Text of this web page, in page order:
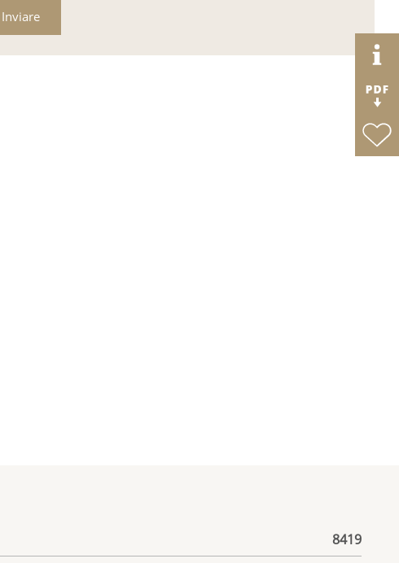
Inviare
8419